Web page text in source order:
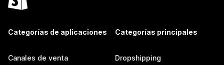
Categorías de aplicaciones
Canales de venta
Categorías principales
Dropshipping